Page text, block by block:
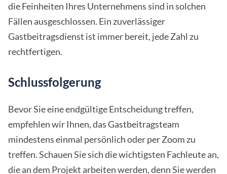
die Feinheiten Ihres Unternehmens sind in solchen
Fällen ausgeschlossen. Ein zuverlässiger
Gastbeitragsdienst ist immer bereit, jede Zahl zu
rechtfertigen.
Schlussfolgerung
Bevor Sie eine endgültige Entscheidung treffen,
empfehlen wir Ihnen, das Gastbeitragsteam
mindestens einmal persönlich oder per Zoom zu
treffen. Schauen Sie sich die wichtigsten Fachleute an,
die an dem Projekt arbeiten werden, denn Sie werden